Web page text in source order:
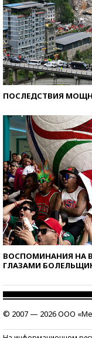
ПОСЛЕДСТВИЯ
ВОСПОМИНАНИЯ НА
ГЛАЗАМИ
© 2007 — 2026 ООО